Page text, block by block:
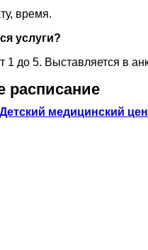
время.
услуги?
1 до 5. Выставляется в
расписание
медицинский